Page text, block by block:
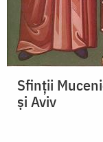
Sfinții
și Aviv